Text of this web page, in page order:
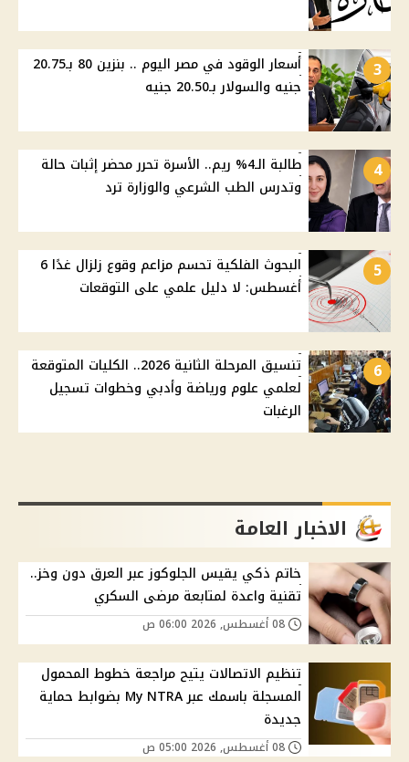
3
أسعار الوقود في مصر اليوم .. بنزين 80 بـ20.75
جنيه والسولار بـ20.50 جنيه
4
طالبة الـ4% ريم.. الأسرة تحرر محضر إثبات حالة
وتدرس الطب الشرعي والوزارة ترد
5
البحوث الفلكية تحسم مزاعم وقوع زلزال غدًا 6
أغسطس: لا دليل علمي على التوقعات
6
تنسيق المرحلة الثانية 2026.. الكليات المتوقعة
لعلمي علوم ورياضة وأدبي وخطوات تسجيل
الرغبات
الاخبار العامة
خاتم ذكي يقيس الجلوكوز عبر العرق دون وخز..
تقنية واعدة لمتابعة مرضى السكري
تنظيم الاتصالات يتيح مراجعة خطوط المحمول
المسجلة باسمك عبر My NTRA بضوابط حماية
جديدة